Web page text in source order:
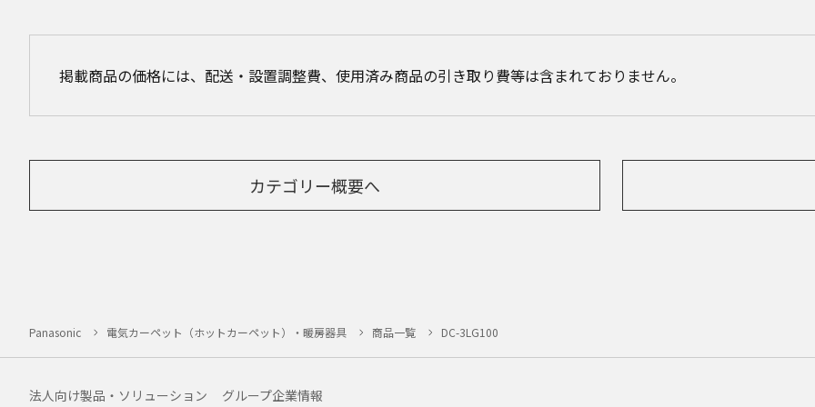
掲載商品の価格には、配送・設置調整費、使用済み商品の引き取り費等は含まれておりません。
カテゴリー概要へ
Panasonic 電気カーペット（ホットカーペット）・暖房器具 商品一覧 DC-3LG100
法人向け製品・ソリューション グループ企業情報